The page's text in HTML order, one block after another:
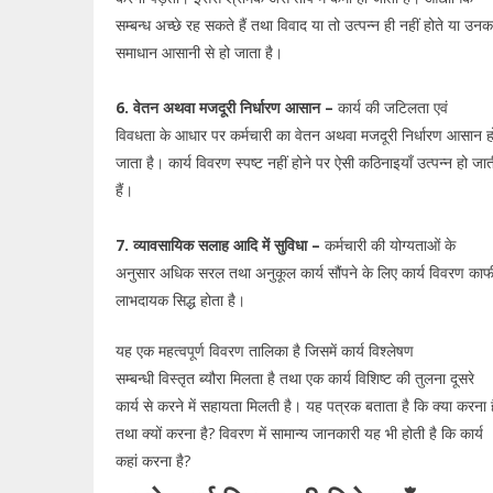
सम्बन्ध अच्छे रह सकते हैं तथा विवाद या तो उत्पन्न ही नहीं होते या
समाधान आसानी से हो जाता है।
6. वेतन अथवा मजदूरी निर्धारण आसान – कार्य की जटिलता एवं
विवधता के आधार पर कर्मचारी का वेतन अथवा मजदूरी निर्धारण आसान
जाता है। कार्य विवरण स्पष्ट नहीं होने पर ऐसी कठिनाइयाँ उत्पन्न हो
हैं।
7. व्यावसायिक सलाह आदि में सुविधा – कर्मचारी की योग्यताओं के
अनुसार अधिक सरल तथा अनुकूल कार्य सौंपने के लिए कार्य विवरण
लाभदायक सिद्ध होता है।
यह एक महत्वपूर्ण विवरण तालिका है जिसमें कार्य विश्लेषण
सम्बन्धी विस्तृत ब्यौरा मिलता है तथा एक कार्य विशिष्ट की तुलना दूसरे
कार्य से करने में सहायता मिलती है। यह पत्रक बताता है कि क्या करना
तथा क्यों करना है? विवरण में सामान्य जानकारी यह भी होती है कि कार्य
कहां करना है?